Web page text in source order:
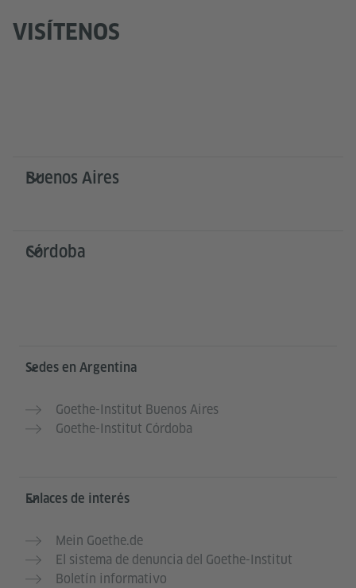
VISÍTENOS
Buenos Aires
Córdoba
Service- und Informationsbereich
Sedes en Argentina
Goethe-Institut Buenos Aires
Goethe-Institut Córdoba
Enlaces de interés
Mein Goethe.de
El sistema de denuncia del Goethe-Institut
Boletín informativo